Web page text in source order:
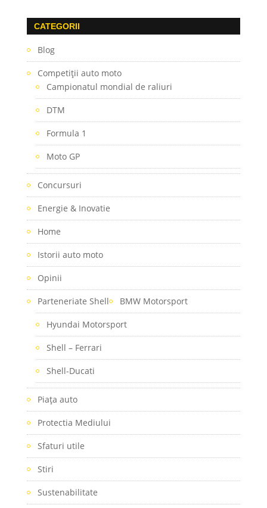
CATEGORII
Blog
Competiţii auto moto
Campionatul mondial de raliuri
DTM
Formula 1
Moto GP
Concursuri
Energie & Inovatie
Home
Istorii auto moto
Opinii
Parteneriate Shell BMW Motorsport
Hyundai Motorsport
Shell – Ferrari
Shell-Ducati
Piaţa auto
Protectia Mediului
Sfaturi utile
Stiri
Sustenabilitate